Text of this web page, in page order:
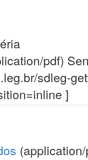
pdf)
sdleg-
]